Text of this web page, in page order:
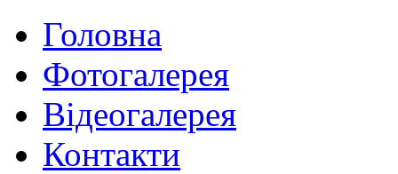
Головна
Фотогалерея
Відеогалерея
Контакти